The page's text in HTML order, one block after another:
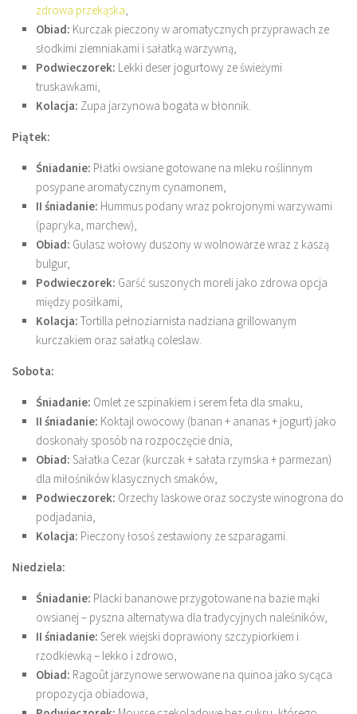
zdrowa przekąska,
Obiad: Kurczak pieczony w aromatycznych przyprawach ze
słodkimi ziemniakami i sałatką warzywną,
Podwieczorek: Lekki deser jogurtowy ze świeżymi
truskawkami,
Kolacja: Zupa jarzynowa bogata w błonnik.
Piątek:
Śniadanie: Płatki owsiane gotowane na mleku roślinnym
posypane aromatycznym cynamonem,
II śniadanie: Hummus podany wraz pokrojonymi warzywami
(papryka, marchew),
Obiad: Gulasz wołowy duszony w wolnowarze wraz z kaszą
bulgur,
Podwieczorek: Garść suszonych moreli jako zdrowa opcja
między posiłkami,
Kolacja: Tortilla pełnoziarnista nadziana grillowanym
kurczakiem oraz sałatką coleslaw.
Sobota:
Śniadanie: Omlet ze szpinakiem i serem feta dla smaku,
II śniadanie: Koktajl owocowy (banan + ananas + jogurt) jako
doskonały sposób na rozpoczęcie dnia,
Obiad: Sałatka Cezar (kurczak + sałata rzymska + parmezan)
dla miłośników klasycznych smaków,
Podwieczorek: Orzechy laskowe oraz soczyste winogrona do
podjadania,
Kolacja: Pieczony łosoś zestawiony ze szparagami.
Niedziela:
Śniadanie: Placki bananowe przygotowane na bazie mąki
owsianej – pyszna alternatywa dla tradycyjnych naleśników,
II śniadanie: Serek wiejski doprawiony szczypiorkiem i
rzodkiewką – lekko i zdrowo,
Obiad: Ragoût jarzynowe serwowane na quinoa jako sycąca
propozycja obiadowa,